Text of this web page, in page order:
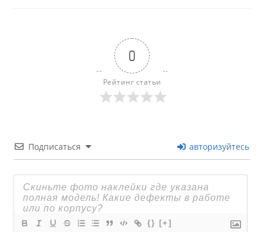
0
Рейтинг статьи
Подписаться авторизуйтесь
{} [+]